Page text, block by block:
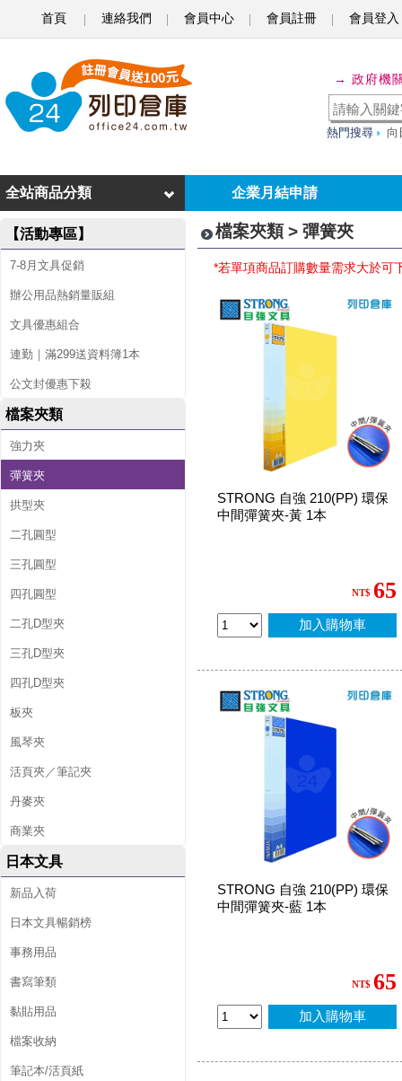
首頁 連絡我們 會員中心 會員註冊 會員登入
簧
夾
→ 政府機
熱門搜尋 向
企業月結申請
全站商品分類
【活動專區】
7-8月文具促銷
辦公用品熱銷量販組
文具優惠組合
連勤｜滿299送資料簿1本
公文封優惠下殺
檔案夾類
強力夾
彈簧夾
拱型夾
二孔圓型
三孔圓型
四孔圓型
二孔D型夾
三孔D型夾
四孔D型夾
板夾
風琴夾
活頁夾／筆記夾
丹麥夾
商業夾
日本文具
新品入荷
日本文具暢銷榜
事務用品
書寫筆類
黏貼用品
檔案收納
筆記本/活頁紙
檔案夾類 > 彈簧夾
*若單項商品訂購數量需求大於可
STRONG 自強 210(PP) 環保
中間彈簧夾-黃 1本
NT$ 65
加入購物車
STRONG 自強 210(PP) 環保
中間彈簧夾-藍 1本
NT$ 65
加入購物車